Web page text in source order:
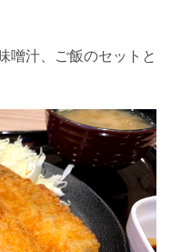
噌汁、ご飯のセットと